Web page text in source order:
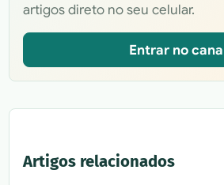
artigos direto no seu celular.
Entrar no
Artigos relacionados